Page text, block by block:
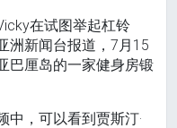
在试图举起杠铃
洲新闻台报道，7月15
巴厘岛的一家健身房锻
中，可以看到贾斯汀·